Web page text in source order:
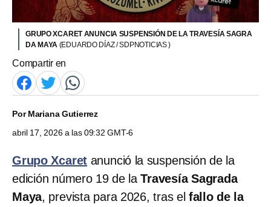
GRUPO XCARET ANUNCIA SUSPENSIÓN DE LA TRAVESÍA SAGRA
DA MAYA (EDUARDO DÍAZ / SDPNOTICIAS )
Compartir en
PorMariana Gutierrez
abril 17, 2026 a las 09:32 GMT-6
Grupo Xcaret anunció la suspensión de la
edición número 19 de laTravesía Sagrada
Maya, prevista para 2026, tras el fallo de la